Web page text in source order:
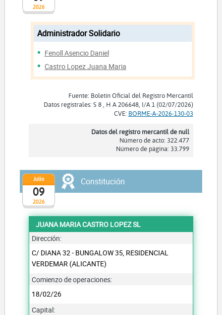
2026
Administrador Solidario
Fenoll Asencio Daniel
Castro Lopez Juana Maria
Fuente: Boletín Oficial del Registro Mercantil
Datos registrales: S 8 , H A 206648, I/A 1 (02/07/2026)
CVE: BORME-A-2026-130-03
Datos del registro mercantil de null
Número de acto: 322.477
Número de página: 33.799
2026
Julio
09
Constitución
JUANA MARIA CASTRO LOPEZ SL
Dirección:
C/ DIANA 32 - BUNGALOW 35, RESIDENCIAL
VERDEMAR (ALICANTE)
Comienzo de operaciones:
18/02/26
Capital: